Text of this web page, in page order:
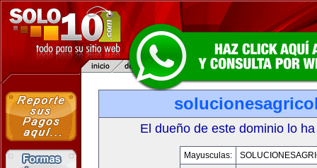
El dueño de este dominio lo
Mayusculas: